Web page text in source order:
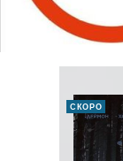
СКОРО